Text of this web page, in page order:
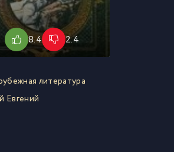
8.4 2.4
литература
Евгений